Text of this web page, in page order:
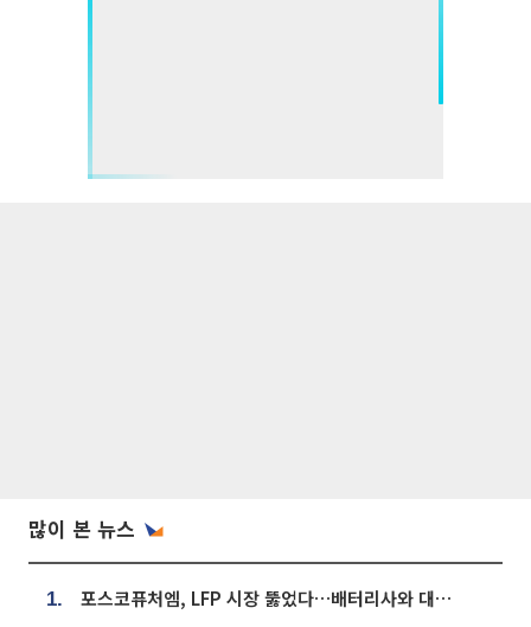
많이 본 뉴스
1. 포스코퓨처엠, LFP 시장 뚫었다…배터리사와 대규모 장기 공급 합의